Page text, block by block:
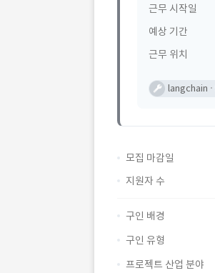
근무 시작일
예상 기간
근무 위치
langchain
모집 마감일
지원자 수
구인 배경
구인 유형
프로젝트 산업 분야